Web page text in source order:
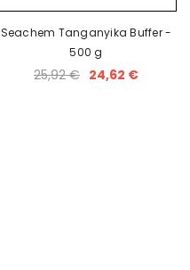
Seachem Tanganyika Buffer -
500 g
25,92 € 24,62 €